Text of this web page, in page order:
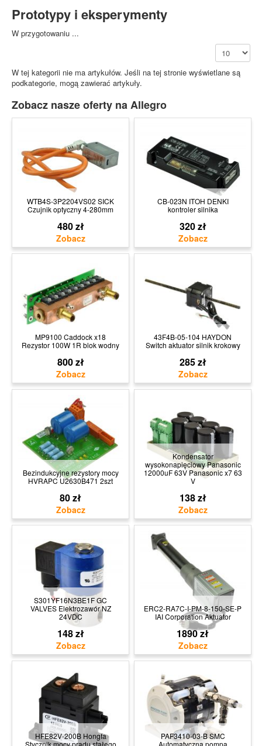
Prototypy i eksperymenty
W przygotowaniu ...
Pokaż #
W tej kategorii nie ma artykułów. Jeśli na tej stronie wyświetlane są
podkategorie, mogą zawierać artykuły.
Zobacz nasze oferty na Allegro
WTB4S-3P2204VS02 SICK
Czujnik optyczny 4-280mm
480 zł
CB-023N ITOH DENKI
kontroler silnika
320 zł
MP9100 Caddock x18
Rezystor 100W 1R blok wodny
800 zł
43F4B-05-104 HAYDON
Switch aktuator silnik krokowy
285 zł
Bezindukcyjne rezystory mocy
HVRAPC U2630B471 2szt
80 zł
Kondensator
wysokonapięciowy Panasonic
12000uF 63V Panasonic x7 63
V
138 zł
S301YF16N3BE1F GC
VALVES Elektrozawór NZ
24VDC
148 zł
ERC2-RA7C-I-PM-8-150-SE-P
IAI Corporation Aktuator
1890 zł
HFE82V-200B Hongfa
Stycznik mocy prądu stałego
PAF3410-03-B SMC
Automatyczna pompa